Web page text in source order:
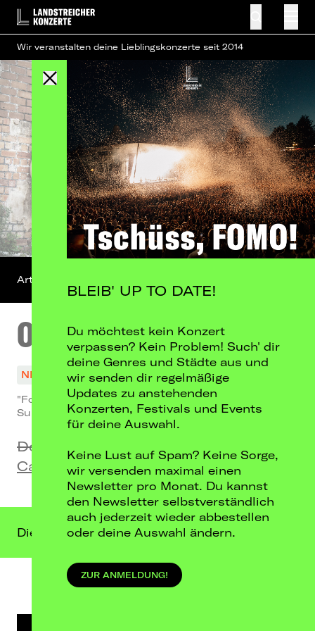
Wir veranstalten deine Lieblingskonzerte seit 2014
Onslaught
NICHT MEHR VERFÜGBAR
ABGESAGT
"Force From Hell"
Support: Persecutor
Do, 12.02.26
Cassiopeia, Berlin
Artist-Profil
Dieser Termin liegt in der Vergangenheit.
BLEIB' UP TO DATE!
Du möchtest kein Konzert
verpassen? Kein Problem! Such' dir
deine Genres und Städte aus und
wir senden dir regelmäßige
Updates zu anstehenden
Konzerten, Festivals und Events
für deine Auswahl.
Keine Lust auf Spam? Keine Sorge,
wir versenden maximal einen
Newsletter pro Monat. Du kannst
den Newsletter selbstverständlich
auch jederzeit wieder abbestellen
oder deine Auswahl ändern.
ZUR ANMELDUNG!